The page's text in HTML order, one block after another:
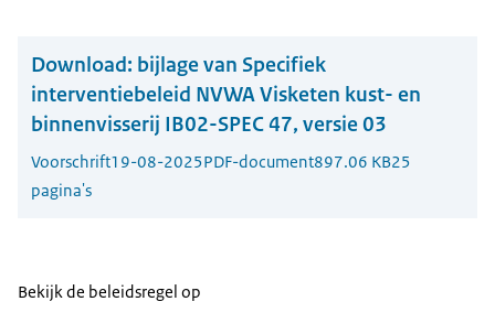
Download: bijlage van Specifiek
interventiebeleid NVWA Visketen kust- en
binnenvisserij IB02-SPEC 47, versie 03
Voorschrift19-08-2025PDF-document897.06 KB25
pagina's
Bekijk de beleidsregel op